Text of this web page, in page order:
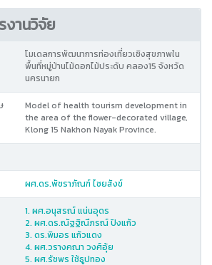
งานวิจัย
โมเดลการพัฒนาการท่องเที่ยวเชิงสุขภาพใน
พื้นที่หมู่บ้านไม้ดอกไม้ประดับ คลอง15 จังหวัด
นครนายก
Model of health tourism development in
the area of the flower-decorated village,
Klong 15 Nakhon Nayak Province.
ผศ.ดร.พัชราภัณฑ์ ไชยสังข์
1. ผศ.อนุสรณ์ แน่นอุดร
2. ผศ.ดร.ณัฐฐิณีภรณ์ ปิงแก้ว
3. ดร.พิมอร แก้วแดง
4. ผศ.วรางคณา วงศ์อุ้ย
5. ผศ.รัชพร ใช้ธูปทอง